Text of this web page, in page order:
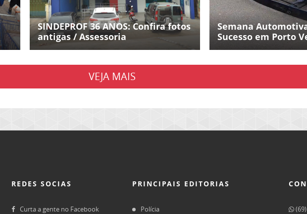
SINDEPROF 36 ANOS: Confira fotos
antigas / Assessoria
Semana
Sucesso em Porto
VEJA MAIS
REDES SOCIAS
Curta a gente no Facebook
PRINCIPAIS EDITORIAS
Polícia